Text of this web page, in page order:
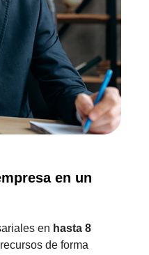
en un
en hasta 8
de forma